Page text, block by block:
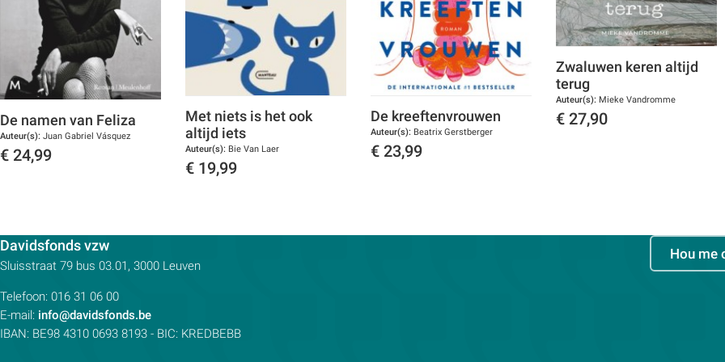
De namen van Feliza
Auteur(s): Juan Gabriel Vásquez
€ 24,99
Met niets is het ook
altijd iets
Auteur(s): Bie Van Laer
€ 19,99
De kreeftenvrouwen
Auteur(s): Beatrix Gerstberger
€ 23,99
Zwaluwen keren altijd
terug
Auteur(s): Mieke Vandromme
€ 27,90
Davidsfonds vzwContactpersoon:
Adres:
Sluisstraat 79 bus 03.01, 3000 Leuven
Telefoon: 016 31 06 00
E-mail: info@davidsfonds.be
IBAN: BE98 4310 0693 8193 - BIC: KREDBEBB
Hou me